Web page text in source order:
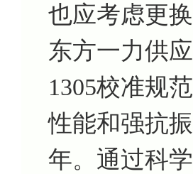
也应考虑更
东方一力供
1305校准规
性能和强抗
年。通过科